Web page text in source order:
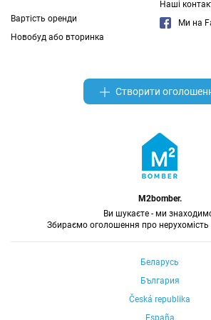
Вартість оренди
Новобуд або вторинка
Наші
Ми на
Створити
M2bomber.
Ви шукаєте - ми
Збираємо оголошення про нерухомість
Беларусь
България
Česká republika